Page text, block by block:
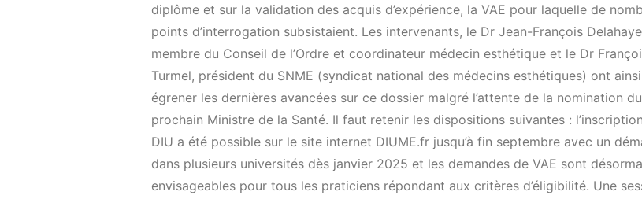
diplôme et sur la validation des acquis d’expérience, la VAE pour laquelle de
points d’interrogation subsistaient. Les intervenants, le Dr Jean-François
membre du Conseil de l’Ordre et coordinateur médecin esthétique et le Dr
Turmel, président du SNME (syndicat national des médecins esthétiques) ont
égrener les dernières avancées sur ce dossier malgré l’attente de la nomination du
prochain Ministre de la Santé. Il faut retenir les dispositions suivantes :
DIU a été possible sur le site internet DIUME.fr jusqu’à fin septembre avec un
dans plusieurs universités dès janvier 2025 et les demandes de VAE sont
envisageables pour tous les praticiens répondant aux critères d’éligibilité. Une